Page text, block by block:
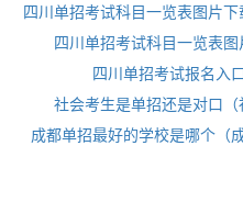
四川单招考试科目一览表图片下
四川单招考试科目一览表图
四川单招考试报名入
社会考生是单招还是对口（
成都单招最好的学校是哪个（